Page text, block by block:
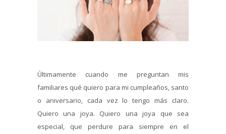
Últimamente cuando me preguntan mis
familiares qué quiero para mi cumpleaños, santo
o aniversario, cada vez lo tengo más claro.
Quiero una joya. Quiero una joya que sea
especial, que perdure para siempre en el